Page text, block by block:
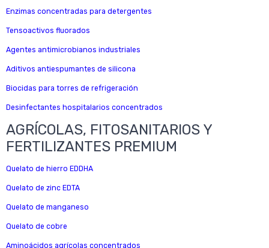
Enzimas concentradas para detergentes
Tensoactivos fluorados
Agentes antimicrobianos industriales
Aditivos antiespumantes de silicona
Biocidas para torres de refrigeración
Desinfectantes hospitalarios concentrados
AGRÍCOLAS, FITOSANITARIOS Y
FERTILIZANTES PREMIUM
Quelato de hierro EDDHA
Quelato de zinc EDTA
Quelato de manganeso
Quelato de cobre
Aminoácidos agrícolas concentrados